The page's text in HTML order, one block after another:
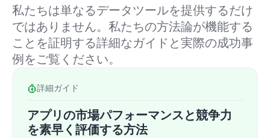
私たちは単なるデータツールを提供するだけ
ではありません。私たちの方法論が機能する
ことを証明する詳細なガイドと実際の成功事
例をご覧ください。
詳細ガイド
アプリの市場パフォーマンスと競争力
を素早く評価する方法